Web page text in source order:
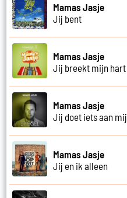
Mamas Jasje
Jij bent
Mamas Jasje
Jij breekt mijn hart
Mamas Jasje
Jij doet iets aan mij
Mamas Jasje
Jij en ik alleen